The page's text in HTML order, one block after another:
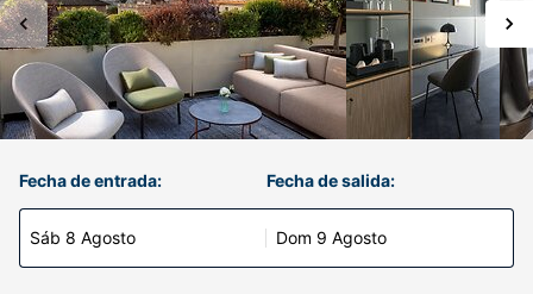
Fecha de entrada:
Sáb 8 Agosto
Fecha de salida:
Dom 9 Agosto